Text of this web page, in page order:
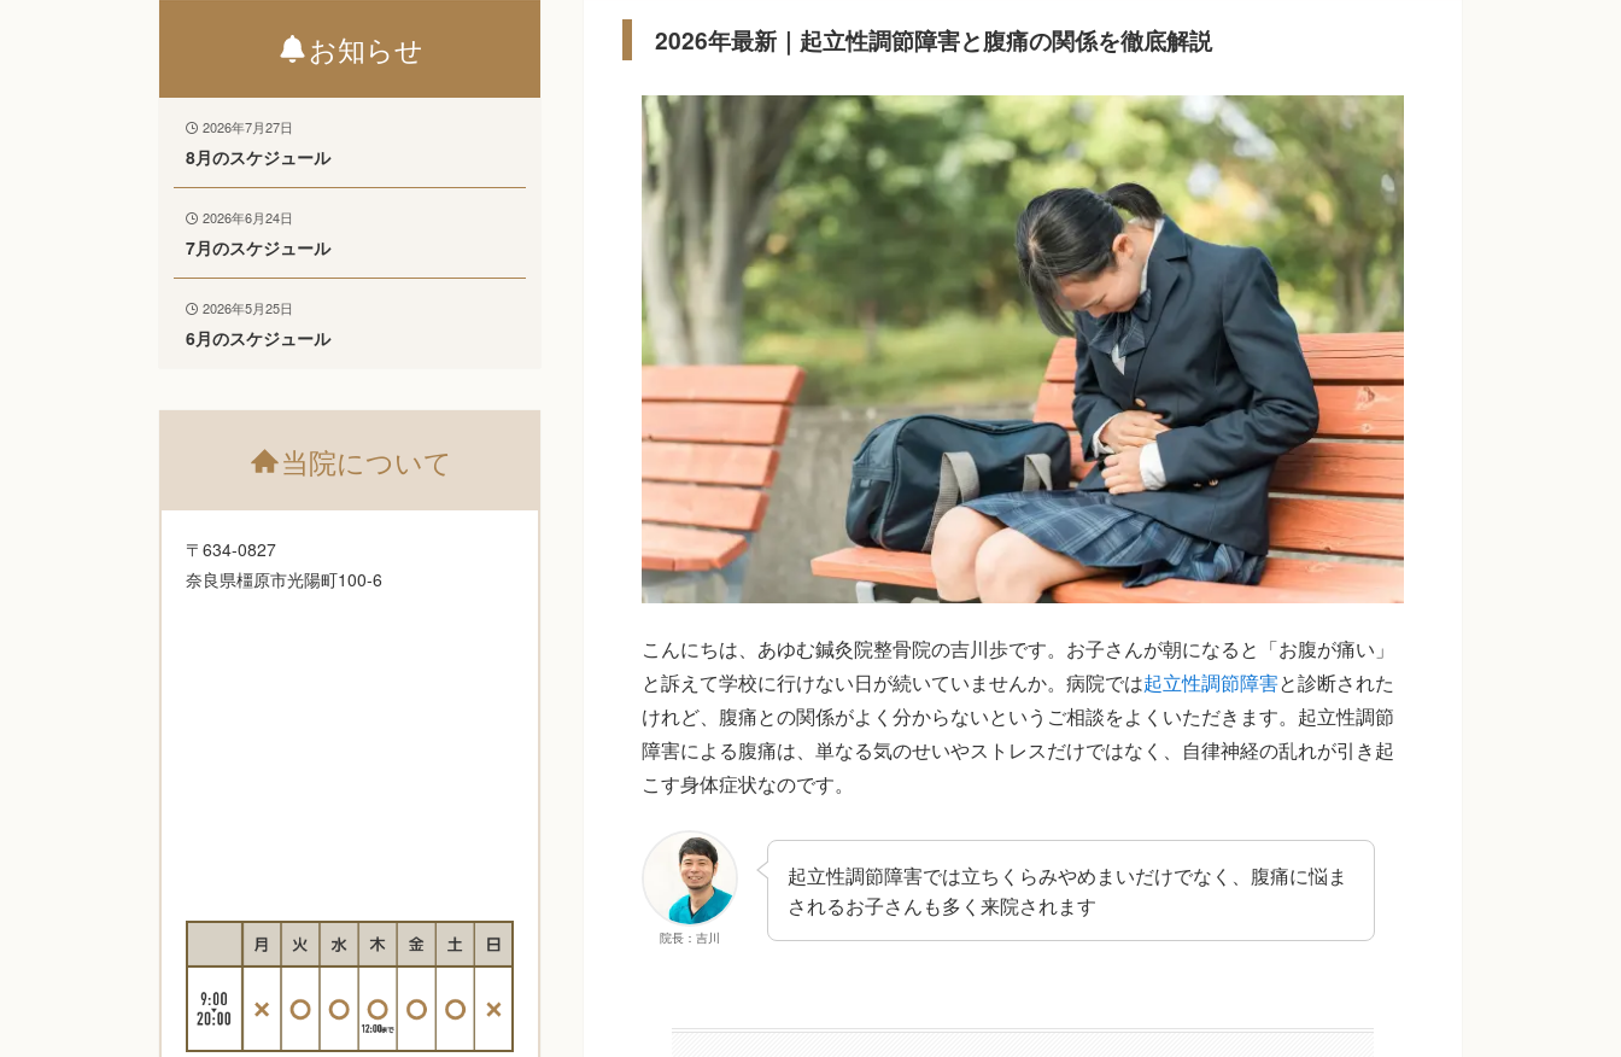
2026年最新｜起立性調節障害と腹痛の関係を徹底解説
こんにちは、あゆむ鍼灸院整骨院の吉川歩です。お子さんが朝になると「お腹が痛い」
と訴えて学校に行けない日が続いていませんか。病院では起立性調節障害と診断された
けれど、腹痛との関係がよく分からないというご相談をよくいただきます。起立性調節
障害による腹痛は、単なる気のせいやストレスだけではなく、自律神経の乱れが引き起
こす身体症状なのです。
院長：吉川
起立性調節障害では立ちくらみやめまいだけでなく、腹痛に悩ま
されるお子さんも多く来院されます
お知らせ
2026年7月27日
8月のスケジュール
2026年6月24日
7月のスケジュール
2026年5月25日
6月のスケジュール
当院について
〒634-0827
奈良県橿原市光陽町100-6